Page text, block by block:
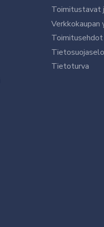
Toimitustavat
Toimitusehdot
Tietoturva